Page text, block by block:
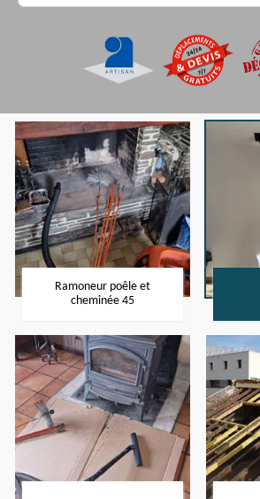
Ramoneur poêle et
cheminée 45